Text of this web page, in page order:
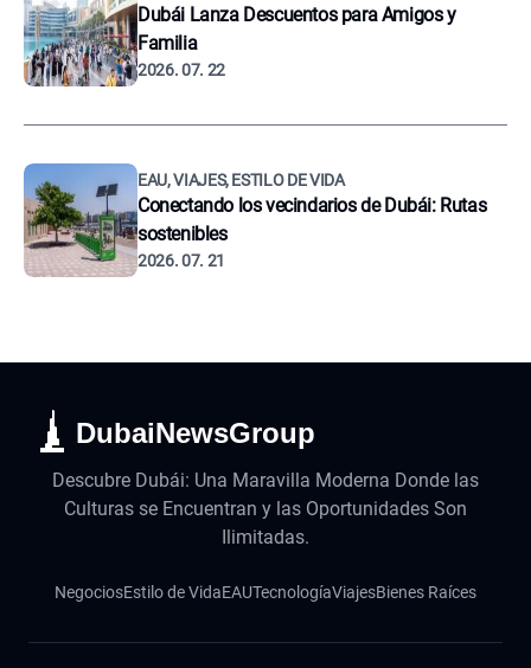
Dubái Lanza Descuentos para Amigos y
Familia
2026. 07. 22
EAU, VIAJES, ESTILO DE VIDA
Conectando los vecindarios de Dubái: Rutas
sostenibles
2026. 07. 21
DubaiNewsGroup
Descubre Dubái: Una Maravilla Moderna Donde las
Culturas se Encuentran y las Oportunidades Son
Ilimitadas.
NegociosEstilo de VidaEAUTecnologíaViajesBienes Raíces